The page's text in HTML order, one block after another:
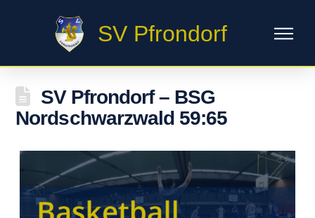
SV Pfrondorf
SV Pfrondorf – BSG
Nordschwarzwald 59:65